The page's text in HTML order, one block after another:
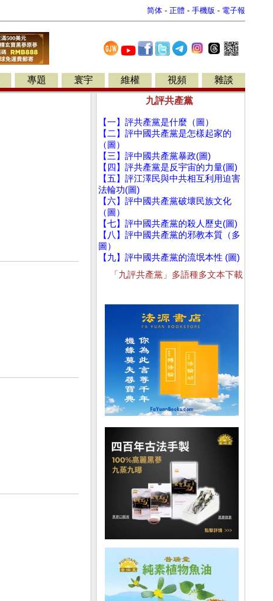
简体 - 正體 - 手機版 - 電子報
專題 寰宇 維權 視頻 雜談
九評共產黨
【一】評共產黨是什麼（圖）
【二】評中國共產黨是怎樣起家的
（圖）
【三】評中國共產黨暴政(圖)
【四】評共產黨是反宇宙的力量(圖)
【五】評江澤民與中共相互利用迫害
法輪功(圖)
【六】評中國共產黨破壞民族文化
（圖）
【七】評中國共產黨的殺人歷史(圖)
【八】評中國共產黨的邪教本質（多
圖）
【九】評中國共產黨的流氓本性 (圖)
「九評共產黨」多語種多文本下載